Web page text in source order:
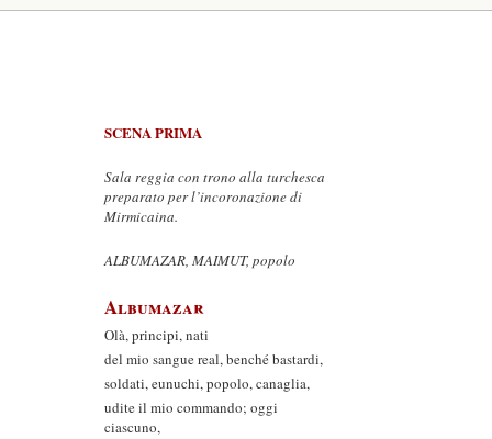
SCENA PRIMA
Sala reggia con trono alla turchesca
preparato per l’incoronazione di
Mirmicaina.
ALBUMAZAR, MAIMUT, popolo
Albumazar
Olà, principi, nati
del mio sangue real, benché bastardi,
soldati, eunuchi, popolo, canaglia,
udite il mio commando; oggi
ciascuno,